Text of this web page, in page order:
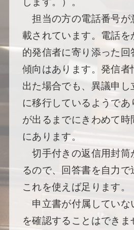
担当の方の電話番号が
載されています。電話を
的発信者に寄り添った回
傾向はあります。発信者
出た場合でも、異議申し
に移行しているようで
が出るまでにきわめて時
にあります。
切手付きの返信用封筒
るので、回答書を自力で
これを使えば足ります。
申立書が付属していな
を確認することはできま